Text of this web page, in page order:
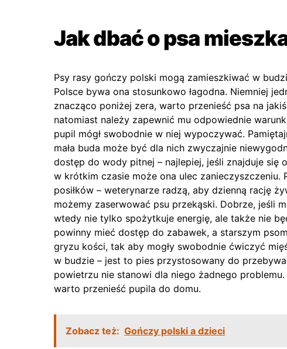
Jak dbać o psa
Psy rasy gończy polski mogą zamieszkiwać w
Polsce bywa ona stosunkowo łagodna. Niemniej
znacząco poniżej zera, warto przenieść psa na
natomiast należy zapewnić mu odpowiednie
pupil mógł swobodnie w niej wypoczywać.
mała buda może być dla nich zwyczajnie
dostęp do wody pitnej – najlepiej, jeśli znajduje się
w krótkim czasie może ona ulec zanieczyszczeniu.
posiłków – weterynarze radzą, aby dzienną rację
możemy zaserwować psu przekąski. Dobrze, jeśli
wtedy nie tylko spożytkuje energię, ale także nie
powinny mieć dostęp do zabawek, a starszym
gryzu kości, tak aby mogły swobodnie ćwiczyć
w budzie – jest to pies przystosowany do
powietrzu nie stanowi dla niego żadnego
warto przenieść pupila do domu.
Zobacz też: Gończy polski a dzieci